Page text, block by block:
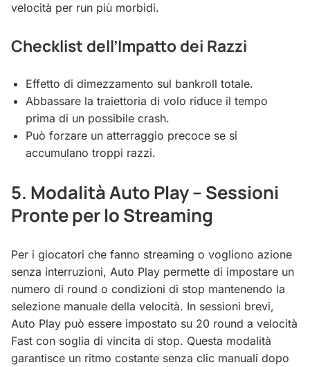
velocità per run più morbidi.
Checklist dell’Impatto dei Razzi
Effetto di dimezzamento sul bankroll totale.
Abbassare la traiettoria di volo riduce il tempo
prima di un possibile crash.
Può forzare un atterraggio precoce se si
accumulano troppi razzi.
5. Modalità Auto Play – Sessioni
Pronte per lo Streaming
Per i giocatori che fanno streaming o vogliono azione
senza interruzioni, Auto Play permette di impostare un
numero di round o condizioni di stop mantenendo la
selezione manuale della velocità. In sessioni brevi,
Auto Play può essere impostato su 20 round a velocità
Fast con soglia di vincita di stop. Questa modalità
garantisce un ritmo costante senza clic manuali dopo